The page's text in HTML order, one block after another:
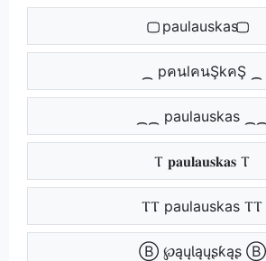
⃢⃢ paulauskas ⃢⃢
⁔ pคนlคนŞkคŞ ⁔
⁔⁔ paulauskas ⁔⁔
Ⲧ 𝐩𝐚𝐮𝐥𝐚𝐮𝐬𝐤𝐚𝐬 Ⲧ
ⲦⲦ paulauskas ⲦⲦ
Ⓑ ℘ąųƖąųʂƙąʂ Ⓑ